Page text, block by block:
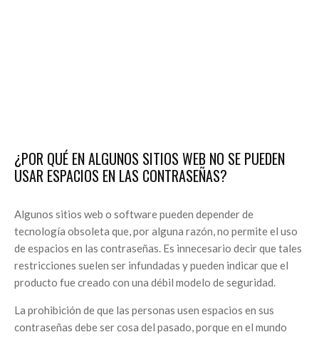
¿POR QUÉ EN ALGUNOS SITIOS WEB NO SE PUEDEN
USAR ESPACIOS EN LAS CONTRASEÑAS?
Algunos sitios web o software pueden depender de
tecnología obsoleta que, por alguna razón, no permite el uso
de espacios en las contraseñas. Es innecesario decir que tales
restricciones suelen ser infundadas y pueden indicar que el
producto fue creado con una débil modelo de seguridad.
La prohibición de que las personas usen espacios en sus
contraseñas debe ser cosa del pasado, porque en el mundo